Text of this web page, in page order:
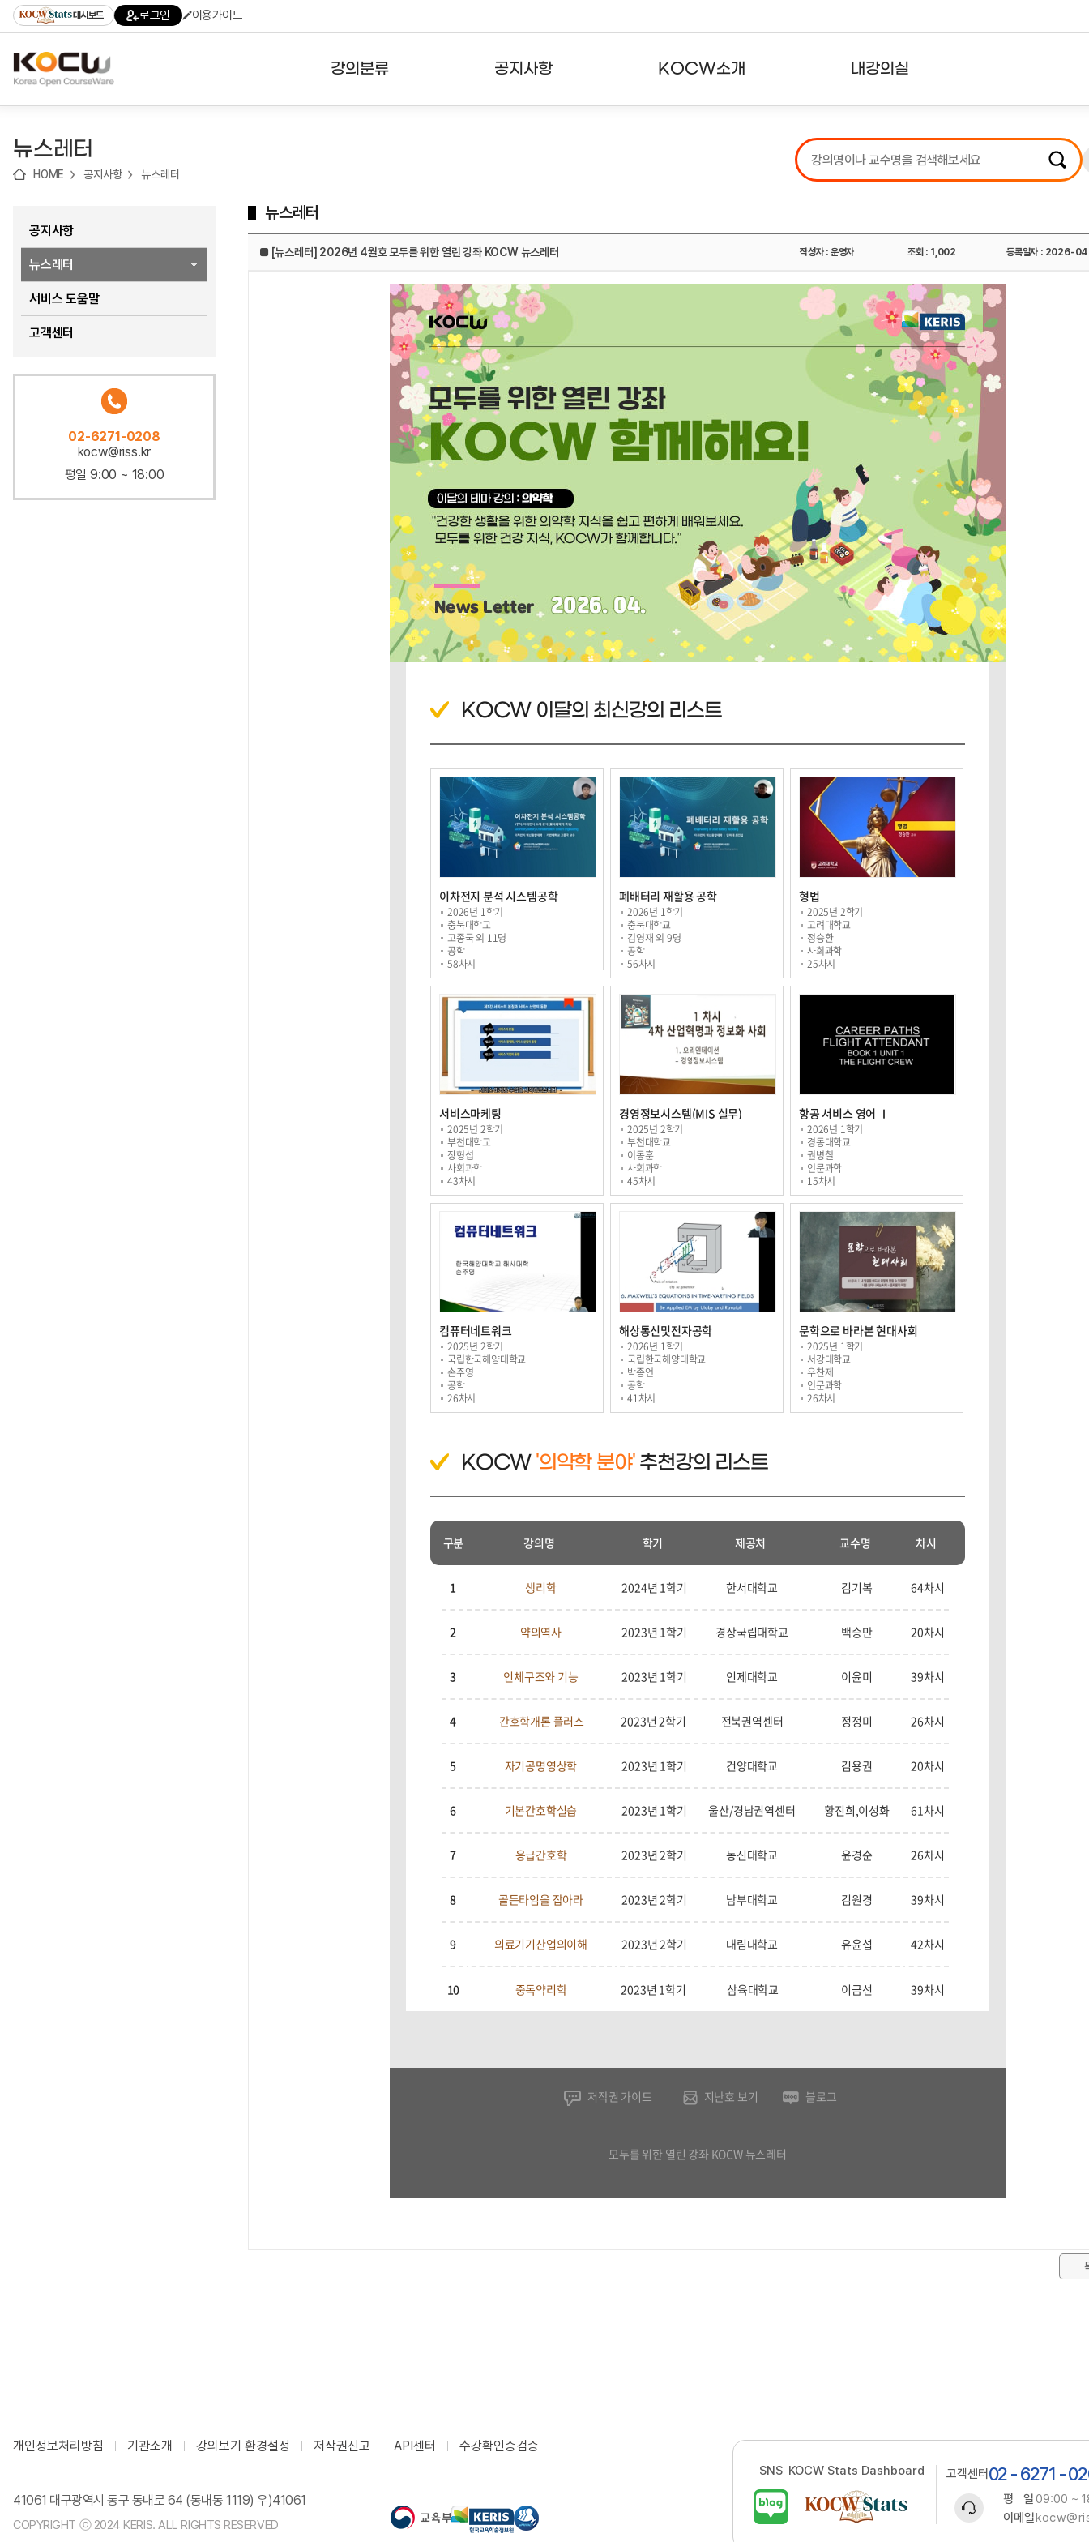
기
기
기
content)
가
대시보드 로그인 이용가이드
강의분류 공지사항
고객센터
KOCW소개 내강의실
강의리스트
수강확인증강의
뉴스레터
HOME 공지사항 뉴스레터
공지사항
뉴스레터
서비스 도움말
고객센터
02-6271-0208
kocw@riss.kr
평일 9:00 ~ 18:00
뉴스레터
■ [뉴스레터] 2026년 4월호 모두를 위한 열린 강좌 KOCW 뉴스레터 작성자 : 운영자 조회 : 1,002 등록일자 : 2026-
KOCW 이달의 최신강의 리스트
이차전지 분석 시스템공학
2026년 1학기
충북대학교
고종국 외 11명
공학
58차시
폐배터리 재활용 공학
2026년 1학기
충북대학교
김영재 외 9명
공학
56차시
형법
2025년 2학기
고려대학교
정승환
사회과학
25차시
서비스마케팅
2025년 2학기
부천대학교
장형섭
사회과학
43차시
경영정보시스템(MIS 실무)
2025년 2학기
부천대학교
이동훈
사회과학
45차시
항공 서비스 영어 Ⅰ
2026년 1학기
경동대학교
권병철
인문과학
15차시
컴퓨터네트워크
2025년 2학기
국립한국해양대학교
손주영
공학
26차시
해상통신및전자공학
2026년 1학기
국립한국해양대학교
박종언
공학
41차시
문학으로 바라본 현대사회
2025년 1학기
서강대학교
우찬제
인문과학
26차시
KOCW '의약학 분야'추천강의 리스트
구분 강의명 학기 제공처 교수명 차시
1 생리학 2024년 1학기 한서대학교 김기복 64차시
2 약의역사 2023년 1학기 경상국립대학교 백승만 20차시
3 인체구조와 기능 2023년 1학기 인제대학교 이윤미 39차시
4 간호학개론 플러스 2023년 2학기 전북권역센터 정정미 26차시
5 자기공명영상학 2023년 1학기 건양대학교 김용권 20차시
6 기본간호학실습 2023년 1학기 울산/경남권역센터 황진희,이성화 61차시
7 응급간호학 2023년 2학기 동신대학교 윤경순 26차시
8 골든타임을 잡아라 2023년 2학기 남부대학교 김원경 39차시
9 의료기기산업의이해 2023년 2학기 대림대학교 유윤섭 42차시
10 중독약리학 2023년 1학기 삼육대학교 이금선 39차시
저작권 가이드 지난호 보기 블로그
모두를 위한 열린 강좌 KOCW 뉴스레터
개인정보처리방침 기관소개 강의보기 환경설정 저작권신고 API센터 수강확인증검증
41061 대구광역시 동구 동내로 64 (동내동 1119) 우)41061
COPYRIGHT ⓒ 2024 KERIS. ALL RIGHTS RESERVED
SNS KOCW Stats Dashboard 고객센터 02 - 6271 -
평 일09:00 ~
이메일